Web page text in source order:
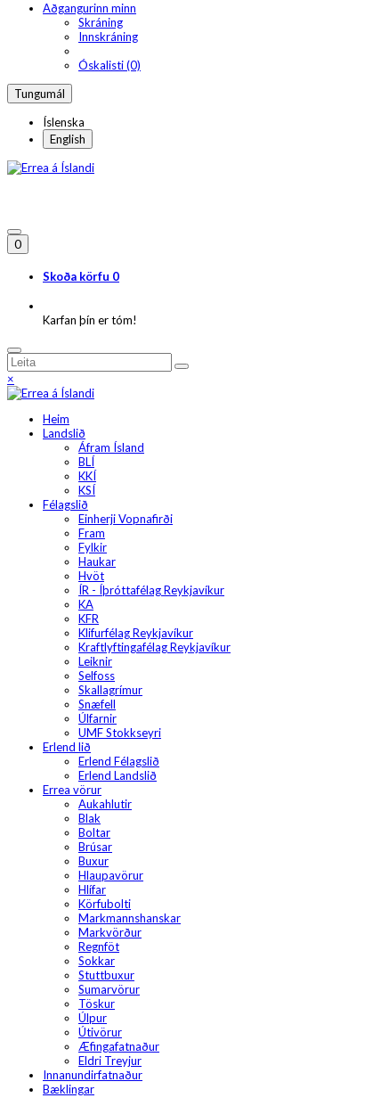
Aðgangurinn minn
Skráning
Innskráning
Óskalisti (0)
Tungumál
Íslenska
English
0
Skoða körfu 0
Karfan þín er tóm!
×
Heim
Landslið
Áfram Ísland
BLÍ
KKÍ
KSÍ
Félagslið
Einherji Vopnafirði
Fram
Fylkir
Haukar
Hvöt
ÍR - Íþróttafélag Reykjavíkur
KA
KFR
Klifurfélag Reykjavíkur
Kraftlyftingafélag Reykjavíkur
Leiknir
Selfoss
Skallagrímur
Snæfell
Úlfarnir
UMF Stokkseyri
Erlend lið
Erlend Félagslið
Erlend Landslið
Errea vörur
Aukahlutir
Blak
Boltar
Brúsar
Buxur
Hlaupavörur
Hlífar
Körfubolti
Markmannshanskar
Markvörður
Regnföt
Sokkar
Stuttbuxur
Sumarvörur
Töskur
Úlpur
Útivörur
Æfingafatnaður
Eldri Treyjur
Innanundirfatnaður
Bæklingar